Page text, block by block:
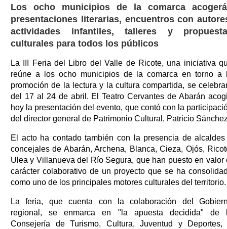
Los ocho municipios de la comarca
presentaciones literarias, encuentros con
actividades infantiles, talleres y
culturales para todos los públicos
La III Feria del Libro del Valle de Ricote, una iniciativa
reúne a los ocho municipios de la comarca en torno a
promoción de la lectura y la cultura compartida, se
del 17 al 24 de abril. El Teatro Cervantes de Abarán
hoy la presentación del evento, que contó con la
del director general de Patrimonio Cultural, Patricio
El acto ha contado también con la presencia de
concejales de Abarán, Archena, Blanca, Cieza, Ojós,
Ulea y Villanueva del Río Segura, que han puesto en valor
carácter colaborativo de un proyecto que se ha
como uno de los principales motores culturales del territorio.
La feria, que cuenta con la colaboración del
regional, se enmarca en "la apuesta decidida" de
Consejería de Turismo, Cultura, Juventud y Deportes,